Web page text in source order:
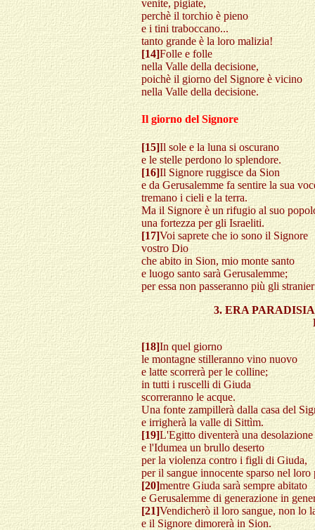
venite, pigiate,
perchè il torchio è pieno
e i tini traboccano...
tanto grande è la loro malizia!
[14]Folle e folle
nella Valle della decisione,
poichè il giorno del Signore è vicino
nella Valle della decisione.
Il giorno del Signore
[15]Il sole e la luna si oscurano
e le stelle perdono lo splendore.
[16]Il Signore ruggisce da Sion
e da Gerusalemme fa sentire la sua
tremano i cieli e la terra.
Ma il Signore è un rifugio al suo
una fortezza per gli Israeliti.
[17]Voi saprete che io sono il Signore
vostro Dio
che abito in Sion, mio monte santo
e luogo santo sarà Gerusalemme;
per essa non passeranno più gli
3. ERA
[18]In quel giorno
le montagne stilleranno vino nuovo
e latte scorrerà per le colline;
in tutti i ruscelli di Giuda
scorreranno le acque.
Una fonte zampillerà dalla casa del
e irrigherà la valle di Sittìm.
[19]L'Egitto diventerà una desolazione
e l'Idumea un brullo deserto
per la violenza contro i figli di Giuda,
per il sangue innocente sparso nel loro
[20]mentre Giuda sarà sempre abitato
e Gerusalemme di generazione in
[21]Vendicherò il loro sangue, non lo
e il Signore dimorerà in Sion.